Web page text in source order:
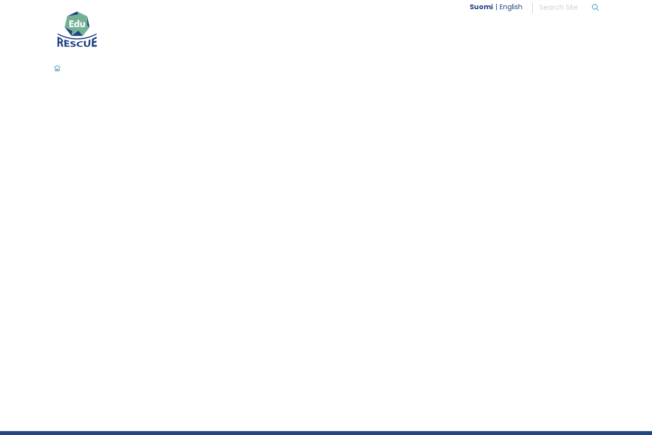
Suomi English